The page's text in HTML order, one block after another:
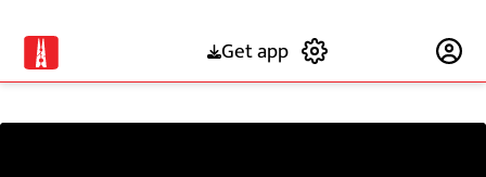
Get app